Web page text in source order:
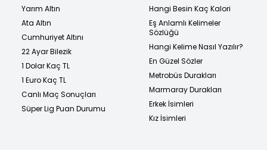
Yarım Altın
Ata Altın
Cumhuriyet Altını
22 Ayar Bilezik
1 Dolar Kaç TL
1 Euro Kaç TL
Canlı Maç Sonuçları
Süper Lig Puan Durumu
Hangi Besin Kaç Kalori
Eş Anlamlı Kelimeler
Sözlüğü
Hangi Kelime Nasıl Yazılır?
En Güzel Sözler
Metrobüs Durakları
Marmaray Durakları
Erkek İsimleri
Kız İsimleri